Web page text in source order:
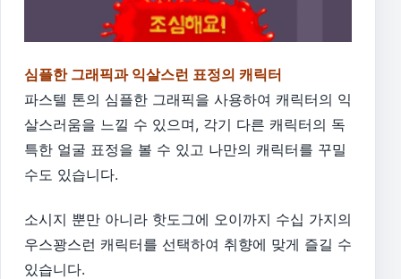
심플한 그래픽과 익살스런 표정의 캐릭터
파스텔 톤의 심플한 그래픽을 사용하여 캐릭터의 익
살스러움을 느낄 수 있으며, 각기 다른 캐릭터의 독
특한 얼굴 표정을 볼 수 있고 나만의 캐릭터를 꾸밀
수도 있습니다.
소시지 뿐만 아니라 핫도그에 오이까지 수십 가지의
우스꽝스런 캐릭터를 선택하여 취향에 맞게 즐길 수
있습니다.